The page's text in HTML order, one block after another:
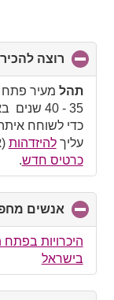
רוצה להכיר
תהל מעיר פתח
35 - 40 שנים באזור מרכז הארץ.
כדי לשוחח
עליךלהיזדהות
כרטיס חדש.
אנשים
היכרויות בפתח
בישראל